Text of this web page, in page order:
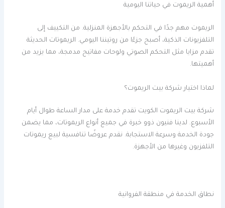
أهمية الريموت في حياتنا اليومية
الريموت مهم جدًا في التحكم بالأجهزة المنزلية. من التكييف إلى
التلفزيونات الذكية، أصبح جزءًا من روتيننا اليومي. الريموتات الحديثة
تقدم مزايا مثل التحكم الصوتي ولوحات مفاتيح مدمجة، مما يزيد من
أهميتها.
لماذا اختيار شركة بيت الريموت؟
شركة بيت الريموت الكويت تقدم خدمة على مدار الساعة طوال أيام
الأسبوع. لدينا فنيون ذوو خبرة في جميع أنواع الريموتات، مما يضمن
جودة الخدمة وسرعة الاستجابة. نقدم عروضًا تنافسية لبيع ريموتات
التلفزيون وغيرها من الأجهزة.
نطاق الخدمة في منطقة الفروانية